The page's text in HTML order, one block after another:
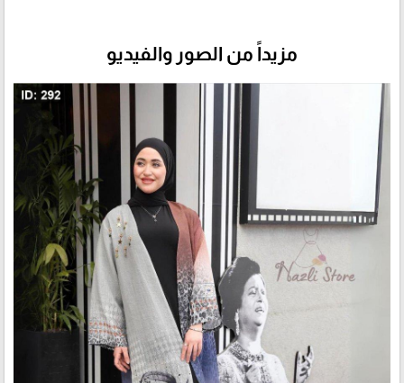
مزيداً من الصور والفيديو